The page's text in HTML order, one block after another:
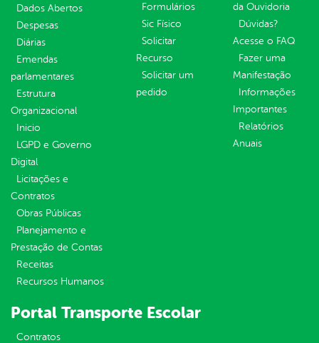
Dados Abertos
Despesas
Diárias
Emendas
parlamentares
Estrutura
Organizacional
Inicio
LGPD e Governo
Digital
Licitações e
Contratos
Obras Públicas
Planejamento e
Prestação de Contas
Receitas
Recursos Humanos
Formulários
Sic Físico
Solicitar
Recurso
Solicitar um
pedido
da Ouvidoria
Dúvidas?
Acesse o FAQ
Fazer uma
Manifestação
Informações
Importantes
Relatórios
Anuais
Portal Transporte Escolar
Contratos